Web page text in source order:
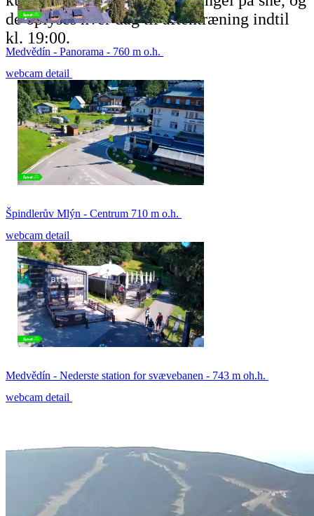
de oplyses hver dag til aftentræning indtil
kl. 19:00.
Medvědín - Panorama - 760 m o.h.
webcam detail
Špindlerův Mlýn - Centrum 710 m o.h.
webcam detail
Medvědín - Nederste station for svævebanen - 743 m oh.h.
webcam detail